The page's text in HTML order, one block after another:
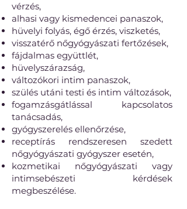
vérzés,
alhasi vagy kismedencei panaszok,
hüvelyi folyás, égő érzés, viszketés,
visszatérő nőgyógyászati fertőzések,
fájdalmas együttlét,
hüvelyszárazság,
változókori intim panaszok,
szülés utáni testi és intim változások,
fogamzásgátlással kapcsolatos
tanácsadás,
gyógyszerelés ellenőrzése,
receptírás rendszeresen szedett
nőgyógyászati gyógyszer esetén,
kozmetikai nőgyógyászati vagy
intimsebészeti kérdések
megbeszélése.